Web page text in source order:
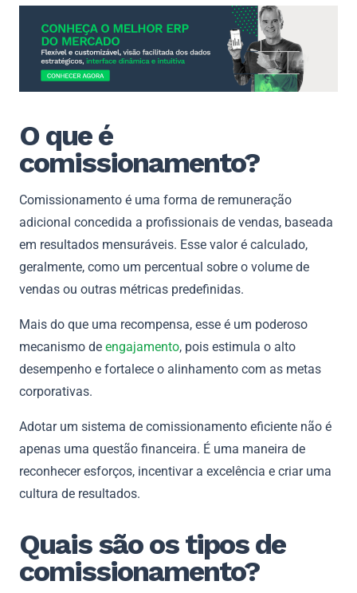
O que é
comissionamento?
Comissionamento é uma forma de remuneração
adicional concedida a profissionais de vendas, baseada
em resultados mensuráveis. Esse valor é calculado,
geralmente, como um percentual sobre o volume de
vendas ou outras métricas predefinidas.
Mais do que uma recompensa, esse é um poderoso
mecanismo de engajamento, pois estimula o alto
desempenho e fortalece o alinhamento com as metas
corporativas.
Adotar um sistema de comissionamento eficiente não é
apenas uma questão financeira. É uma maneira de
reconhecer esforços, incentivar a excelência e criar uma
cultura de resultados.
Quais são os tipos de
comissionamento?